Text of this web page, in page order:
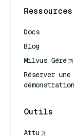
Ressources
Docs
Blog
Milvus Géré
Réserver une
démonstration
Outils
Attu